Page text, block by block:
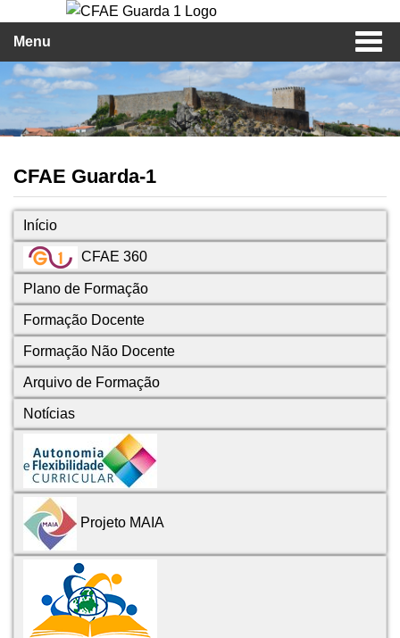
Menu
CFAE Guarda-1
Início
CFAE 360
Plano de Formação
Formação Docente
Formação Não Docente
Arquivo de Formação
Notícias
Projeto MAIA